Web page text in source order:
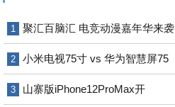
1 聚汇百脑汇 电竞动漫嘉年华来袭
2 小米电视75寸 vs 华为智慧屏75
3 山寨版iPhone12ProMax开